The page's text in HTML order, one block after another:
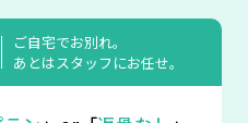
ご自宅でお別れ。
あとはスタッフにお任せ。